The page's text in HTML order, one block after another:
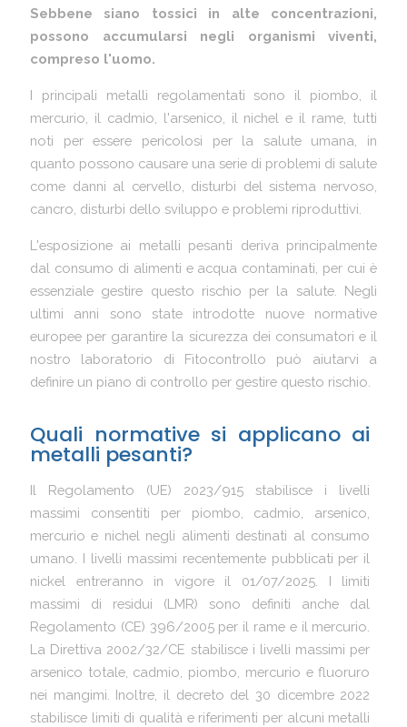
Sebbene siano tossici in alte concentrazioni,
possono accumularsi negli organismi viventi,
compreso l'uomo.
I principali metalli regolamentati sono il piombo, il
mercurio, il cadmio, l'arsenico, il nichel e il rame, tutti
noti per essere pericolosi per la salute umana, in
quanto possono causare una serie di problemi di salute
come danni al cervello, disturbi del sistema nervoso,
cancro, disturbi dello sviluppo e problemi riproduttivi.
L'esposizione ai metalli pesanti deriva principalmente
dal consumo di alimenti e acqua contaminati, per cui è
essenziale gestire questo rischio per la salute. Negli
ultimi anni sono state introdotte nuove normative
europee per garantire la sicurezza dei consumatori e il
nostro laboratorio di Fitocontrollo può aiutarvi a
definire un piano di controllo per gestire questo rischio.
Quali normative si applicano ai
metalli pesanti?
Il Regolamento (UE) 2023/915 stabilisce i livelli
massimi consentiti per piombo, cadmio, arsenico,
mercurio e nichel negli alimenti destinati al consumo
umano. I livelli massimi recentemente pubblicati per il
nickel entreranno in vigore il 01/07/2025. I limiti
massimi di residui (LMR) sono definiti anche dal
Regolamento (CE) 396/2005 per il rame e il mercurio.
La Direttiva 2002/32/CE stabilisce i livelli massimi per
arsenico totale, cadmio, piombo, mercurio e fluoruro
nei mangimi. Inoltre, il decreto del 30 dicembre 2022
stabilisce limiti di qualità e riferimenti per alcuni metalli